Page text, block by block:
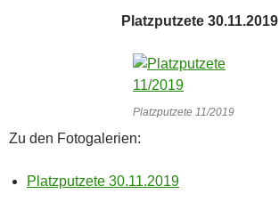
Platzputzete 30.11.2019
Platzputzete 11/2019
Zu den Fotogalerien:
Platzputzete 30.11.2019